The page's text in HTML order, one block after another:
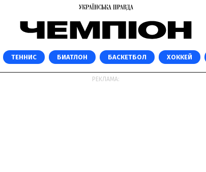
ТЕННИС БИАТЛОН БАСКЕТБОЛ ХОККЕЙ
РЕКЛАМА: